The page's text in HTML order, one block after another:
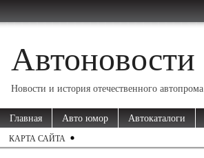
Автоновости
Новости и история отечественного автопрома
Главная Авто юмор Автокаталоги
КАРТА САЙТА